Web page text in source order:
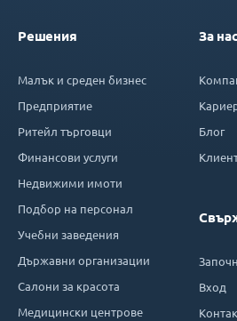
Решения
Малък и среден бизнес
Предприятие
Ритейл търговци
Финансови услуги
Недвижими имоти
Подбор на персонал
Учебни заведения
Държавни организации
Салони за красота
Медицински центрове
За нас
Блог
Вход